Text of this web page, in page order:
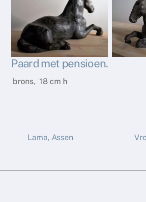
Paard met pensioen.
brons, 18 cm h
Lama, Assen